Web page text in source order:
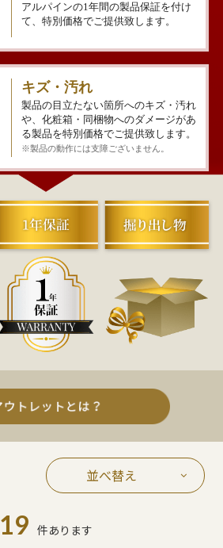
アルパインの1年間の製品保証を付け
て、特別価格でご提供致します。
キズ・汚れ
製品の目立たない箇所へのキズ・汚れ
や、化粧箱・同梱物へのダメージがあ
る製品を特別価格でご提供致します。
※製品の動作には支障ございません。
並べ替え
19 件あります